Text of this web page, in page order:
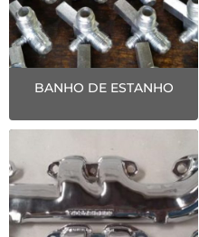
BANHO DE ESTANHO